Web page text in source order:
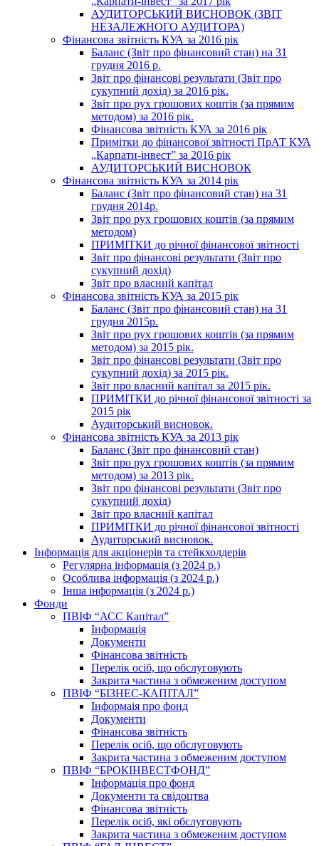
АУДИТОРСЬКИЙ ВИСНОВОК (ЗВІТ
НЕЗАЛЕЖНОГО АУДИТОРА)
Фінансова звітність КУА за 2016 рік
Баланс (Звіт про фінансовий стан) на 31
грудня 2016 р.
Звіт про фінансові результати (Звіт про
сукупний дохід) за 2016 рік.
Звіт про рух грошових коштів (за прямим
методом) за 2016 рік.
Фінансова звітність КУА за 2016 рік
Примітки до фінансової звітності ПрАТ КУА
„Карпати-інвест” за 2016 рік
АУДИТОРСЬКИЙ ВИСНОВОК
Фінансова звітність КУА за 2014 рік
Баланс (Звіт про фінансовий стан) на 31
грудня 2014р.
Звіт про рух грошових коштів (за прямим
методом)
ПРИМІТКИ до річної фінансової звітності
Звіт про фінансові результати (Звіт про
сукупний дохід)
Звіт про власний капітал
Фінансова звітність КУА за 2015 рік
Баланс (Звіт про фінансовий стан) на 31
грудня 2015р.
Звіт про рух грошових коштів (за прямим
методом) за 2015 рік.
Звіт про фінансові результати (Звіт про
сукупний дохід) за 2015 рік.
Звіт про власний капітал за 2015 рік.
ПРИМІТКИ до річної фінансової звітності за
2015 рік
Аудиторський висновок.
Фінансова звітність КУА за 2013 рік
Баланс (Звіт про фінансовий стан)
Звіт про рух грошових коштів (за прямим
методом) за 2013 рік.
Звіт про фінансові результати (Звіт про
сукупний дохід)
Звіт про власний капітал
ПРИМІТКИ до річної фінансової звітності
Аудиторський висновок.
Інформація для акціонерів та стейкхолдерів
Регулярна інформація (з 2024 р.)
Особлива інформація (з 2024 р.)
Інша інформація (з 2024 р.)
Фонди
ПВІФ “АСС Капітал”
Інформація
Документи
Фінансова звітність
Перелік осіб, що обслуговують
Закрита частина з обмеженим доступом
ПВІФ “БІЗНЕС-КАПІТАЛ”
Інформаія про фонд
Документи
Фінансова звітність
Перелік осіб, що обслуговують
Закрита частина з обмеженим доступом
ПВІФ “БРОКІНВЕСТФОНД”
Інформація про фонд
Документи та свідоцтва
Фінансова звітність
Перелік осіб, які обслуговують
Закрита частина з обмеженим доступом